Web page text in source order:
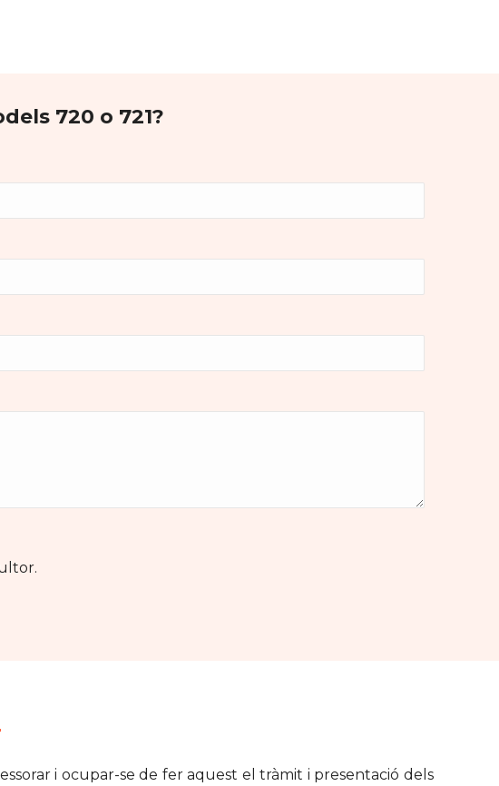
720 o 721?
i ocupar-se de fer aquest el tràmit i presentació dels